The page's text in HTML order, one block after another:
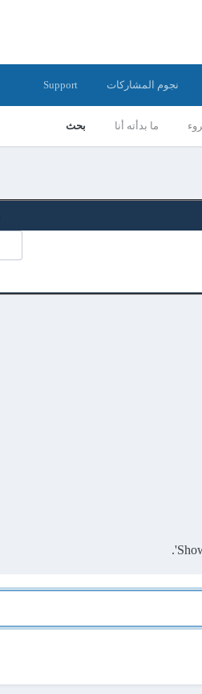
ما بدأته أنا بحث
نجوم المشاركات Support